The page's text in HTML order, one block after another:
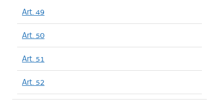
Art. 49
Art. 50
Art. 51
Art. 52